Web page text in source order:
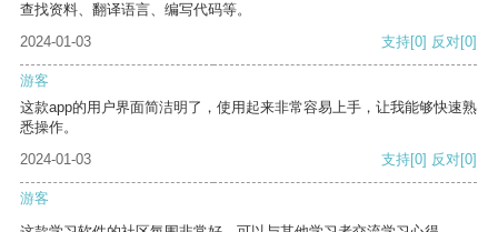
查找资料、翻译语言、编写代码等。
2024-01-03
支持[0] 反对[0]
游客
这款app的用户界面简洁明了，使用起来非常容易上手，让我能够快速熟
悉操作。
2024-01-03
支持[0] 反对[0]
游客